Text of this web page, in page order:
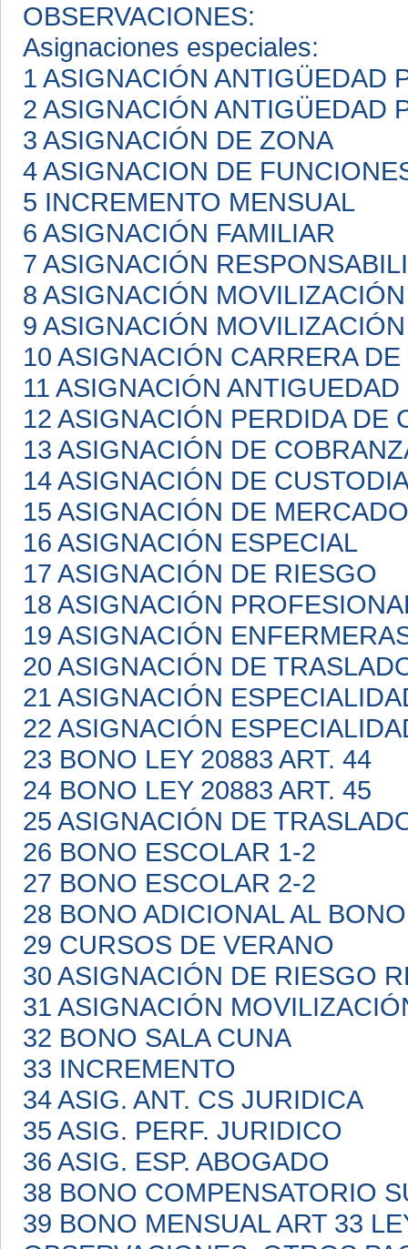
OBSERVACIONES:
Asignaciones especiales:
1 ASIGNACIÓN ANTIGÜEDAD
2 ASIGNACIÓN ANTIGÜEDAD
3 ASIGNACIÓN DE ZONA
4 ASIGNACION DE
5 INCREMENTO MENSUAL
6 ASIGNACIÓN FAMILIAR
7 ASIGNACIÓN
8 ASIGNACIÓN MOVILIZACIÓN
9 ASIGNACIÓN
10 ASIGNACIÓN CARRERA
11 ASIGNACIÓN
12 ASIGNACIÓN PERDIDA DE
13 ASIGNACIÓN DE
14 ASIGNACIÓN DE
15 ASIGNACIÓN DE MERCADO
16 ASIGNACIÓN ESPECIAL
17 ASIGNACIÓN DE RIESGO
18 ASIGNACIÓN
19 ASIGNACIÓN
20 ASIGNACIÓN DE
21 ASIGNACIÓN
22 ASIGNACIÓN
23 BONO LEY 20883 ART. 44
24 BONO LEY 20883 ART. 45
25 ASIGNACIÓN DE
26 BONO ESCOLAR 1-2
27 BONO ESCOLAR 2-2
28 BONO ADICIONAL AL
29 CURSOS DE VERANO
30 ASIGNACIÓN DE RIESGO
31 ASIGNACIÓN
32 BONO SALA CUNA
33 INCREMENTO
34 ASIG. ANT. CS JURIDICA
35 ASIG. PERF. JURIDICO
36 ASIG. ESP. ABOGADO
38 BONO COMPENSATORIO
39 BONO MENSUAL ART 33